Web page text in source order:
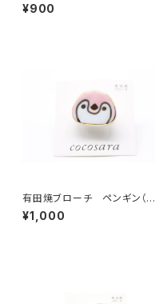
¥900
有田焼ブローチ ペンギン（ピ
ンク）
¥1,000